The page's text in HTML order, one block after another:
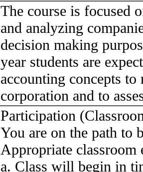
The course is focused
and analyzing
decision making
year students are
accounting concepts
corporation and to
Participation
You are on the path to
Appropriate classroom
a. Class will begin in